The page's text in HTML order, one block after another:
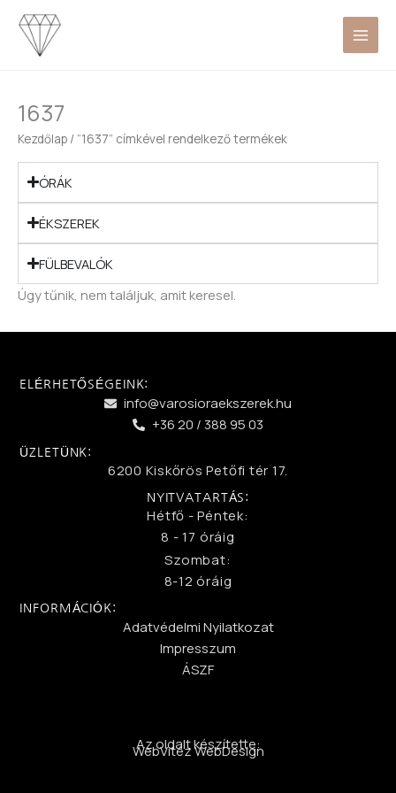
Skip
content
1637
Kezdőlap / “1637” címkével rendelkező termékek
ÓRÁK
ÉKSZEREK
FÜLBEVALÓK
Úgy tűnik, nem találjuk, amit keresel.
ELÉRHETŐSÉGEINK:
info@varosioraekszerek.hu
+36 20 / 388 95 03
ÜZLETÜNK:
6200 Kiskőrös Petőfi tér 17.
NYITVATARTÁS:
Hétfő - Péntek:
8 - 17 óráig
Szombat:
8-12 óráig
INFORMÁCIÓK:
Adatvédelmi Nyilatkozat
Impresszum
ÁSZF
Az oldalt készítette:
WebVitéz WebDesign